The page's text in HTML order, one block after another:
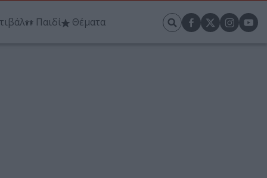
Παιδί Θέματα